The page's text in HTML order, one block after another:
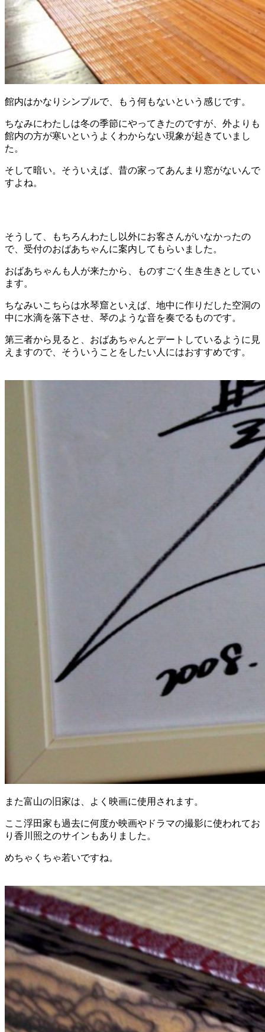
館内はかなりシンプルで、もう何もないという感じです。
ちなみにわたしは冬の季節にやってきたのですが、外よりも
館内の方が寒いというよくわからない現象が起きていまし
た。
そして暗い。そういえば、昔の家ってあんまり窓がないんで
すよね。
そうして、もちろんわたし以外にお客さんがいなかったの
で、受付のおばあちゃんに案内してもらいました。
おばあちゃんも人が来たから、ものすごく生き生きとしてい
ます。
ちなみいこちらは水琴窟といえば、地中に作りだした空洞の
中に水滴を落下させ、琴のような音を奏でるものです。
第三者から見ると、おばあちゃんとデートしているように見
えますので、そういうことをしたい人にはおすすめです。
また富山の旧家は、よく映画に使用されます。
ここ浮田家も過去に何度か映画やドラマの撮影に使われてお
り香川照之のサインもありました。
めちゃくちゃ若いですね。